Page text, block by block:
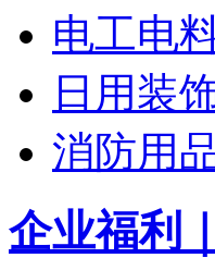
电工电
日用装
消防用
企业福利